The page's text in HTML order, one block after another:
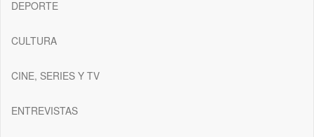
DEPORTE
CULTURA
CINE, SERIES Y TV
ENTREVISTAS